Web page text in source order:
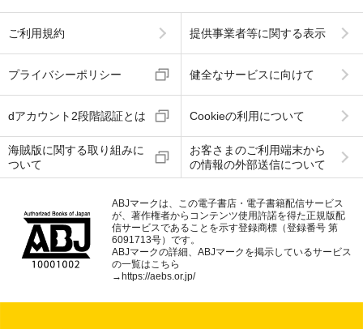
ご利用規約 提供事業者等に関する表示
プライバシーポリシー 健全なサービスに向けて
dアカウント2段階認証とは Cookieの利用について
海賊版に関する取り組みに
ついて
お客さまのご利用端末から
の情報の外部送信について
ABJマークは、この電子書店・電子書籍配信サービス
が、著作権者からコンテンツ使用許諾を得た正規版配
信サービスであることを示す登録商標（登録番号 第
6091713号）です。
ABJマークの詳細、ABJマークを掲示しているサービス
の一覧はこちら
→https://aebs.or.jp/